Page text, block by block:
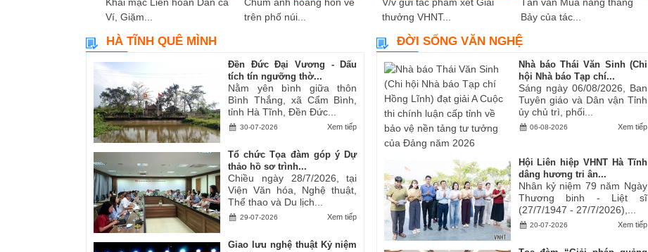
Ví, Giặm...
trên phố núi...
thưởng VHNT...
Bảy của tác...
HÀ TĨNH QUÊ MÌNH
Đền Đức Đại Vương - Dấu
tích tín ngưỡng thờ...
Nằm yên bình giữa thôn
Bình Thắng, xã Cẩm Bình,
tỉnh Hà Tĩnh, Đền Đức...
Xem tiếp
30-07-2026
Tổ chức Tọa đàm góp ý Dự
thảo hồ sơ trình...
Chiều ngày 28/7/2026, tại
Viện Văn hóa, Nghệ thuật,
Thể thao và Du lịch...
Xem tiếp
29-07-2026
Giao lưu nghệ thuật Kỷ niệm
ĐỜI SỐNG VĂN NGHỆ
Nhà báo Thái Văn Sinh (Chi
hội Nhà báo Tạp chí...
Sáng ngày 06/08/2026, Ban
Tuyên giáo và Dân vận Tỉnh
ủy chủ trì, phối...
Xem tiếp
06-08-2026
Hội Liên hiệp VHNT Hà Tĩnh
dâng hương tri ân...
Nhân kỷ niệm 79 năm Ngày
Thương binh - Liệt sĩ
(27/7/1947 - 27/7/2026),...
Xem tiếp
20-07-2026